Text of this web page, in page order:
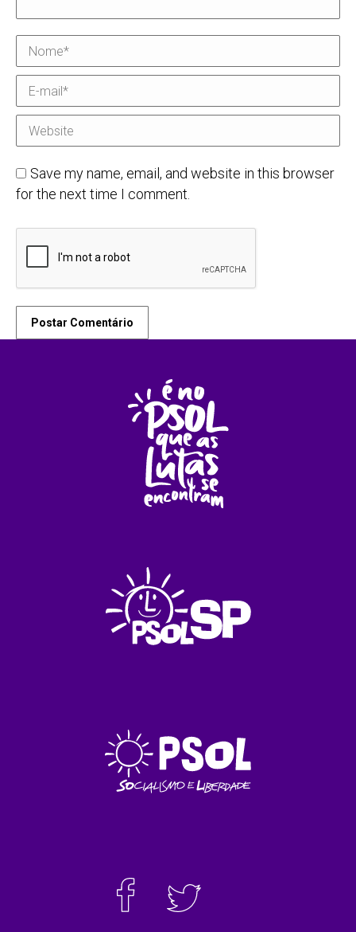
Nome *
E-mail *
Website
Save my name, email, and website in this browser
for the next time I comment.
Postar Comentário